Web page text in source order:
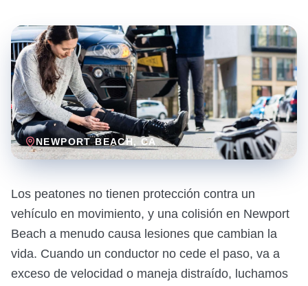
NEWPORT BEACH, CA
Los peatones no tienen protección contra un
vehículo en movimiento, y una colisión en Newport
Beach a menudo causa lesiones que cambian la
vida. Cuando un conductor no cede el paso, va a
exceso de velocidad o maneja distraído, luchamos